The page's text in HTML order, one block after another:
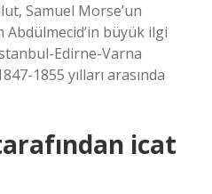
Samuel Morse’un
büyük ilgi
Edirne-Varna
1855 yılları arasında
icat